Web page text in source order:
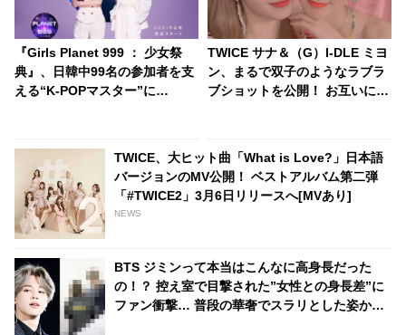
『Girls Planet 999 ： 少女祭
典』、日韓中99名の参加者を支
える“K-POPマスター”に
BoA、東方神起、テミン
（SHINee）、EXO、IZ*ONE、
TWICEを担当するプロフェッシ
ョナルも集結
TWICE サナ＆（G）I-DLE ミヨ
ン、まるで双子のようなラブラ
ブショットを公開！ お互いに
TWICE、大ヒット曲「What is Love?」日本語
バージョンのMV公開！ ベストアルバム第二弾
「#TWICE2」3月6日リリースへ[MVあり]
NEWS
BTS ジミンって本当はこんなに高身長だった
の！？ 控え室で目撃された”女性との身長差”に
ファン衝撃… 普段の華奢でスラリとした姿から